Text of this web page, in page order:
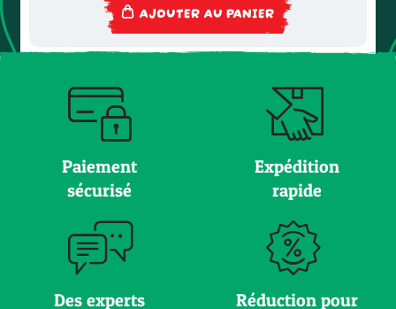
AJOUTER AU PANIER
Paiement
sécurisé
Expédition
rapide
Des experts
Réduction pour